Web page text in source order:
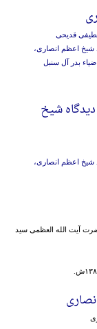
قدیحی
شیخ اعظم انصاری،
ضیاء بدر آل سنبل
شیخ
شیخ اعظم انصاری،
آیت الله العظمی سید